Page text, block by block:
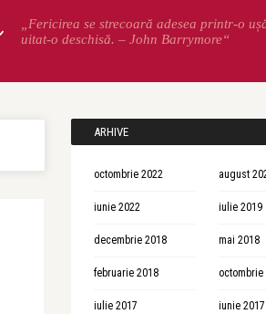
„Fericirea se strecoară adesea printr-o
uitat-o deschisă. – John Barrymore“
ARHIVE
octombrie 2022 august
iunie 2022 iulie 2019
decembrie 2018 mai 2018
februarie 2018 octombrie
iulie 2017 iunie 2017